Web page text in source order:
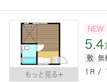
もっと見る
NEW
5.4
敷 無
1Ｒ /